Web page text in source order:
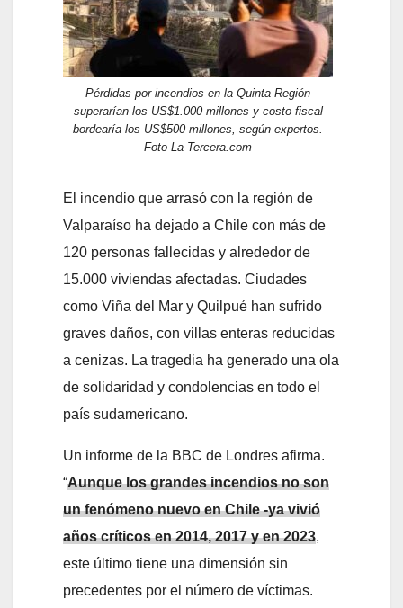
Pérdidas por incendios en la Quinta Región
superarían los US$1.000 millones y costo fiscal
bordearía los US$500 millones, según expertos.
Foto La Tercera.com
El incendio que arrasó con la región de
Valparaíso ha dejado a Chile con más de
120 personas fallecidas y alrededor de
15.000 viviendas afectadas. Ciudades
como Viña del Mar y Quilpué han sufrido
graves daños, con villas enteras reducidas
a cenizas. La tragedia ha generado una ola
de solidaridad y condolencias en todo el
país sudamericano.
Un informe de la BBC de Londres afirma.
“Aunque los grandes incendios no son
un fenómeno nuevo en Chile -ya vivió
años críticos en 2014, 2017 y en 2023,
este último tiene una dimensión sin
precedentes por el número de víctimas.